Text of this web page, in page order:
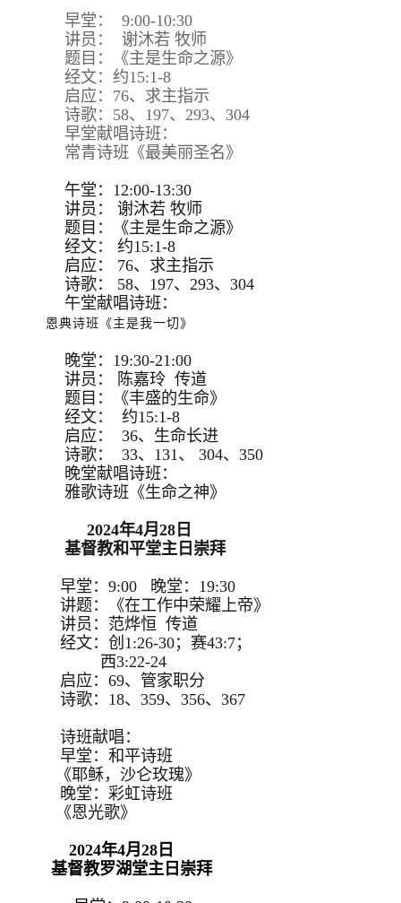
早堂： 9:00-10:30
讲员： 谢沐若 牧师
题目：《主是生命之源》
经文：约15:1-8
启应：76、求主指示
诗歌：58、197、293、304
早堂献唱诗班：
常青诗班《最美丽圣名》
午堂：12:00-13:30
讲员：
谢沐若 牧师
题目：
《主是生命之源》
经文：
约15:1-8
启应：
76、求主指示
诗歌：
58、197、293、 304
午堂献唱诗班：
恩典诗班《主是我一切》
晚堂：19:30-21:00
讲员： 陈嘉玲 传道
题目：《丰盛的生命》
经文： 约15:1-8
启应： 36、生命长进
诗歌： 33、131、 304、350
晚堂献唱诗班：
雅歌诗班《生命之神》
2024年4月28日
基督教和平堂主日崇拜
早堂：9:00 晚堂：19:30
讲题：《在工作中荣耀上帝》
讲员：范烨恒 传道
经文：创1:26-30；赛43:7；
西3:22-24
启应：69、管家职分
诗歌：18、359、356、367
诗班献唱：
早堂：和平诗班
《耶稣，沙仑玫瑰》
晚堂：彩虹诗班
《恩光歌》
2024年4月28日
基督教罗湖堂主日崇拜